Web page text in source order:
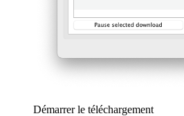
Démarrer le téléchargement